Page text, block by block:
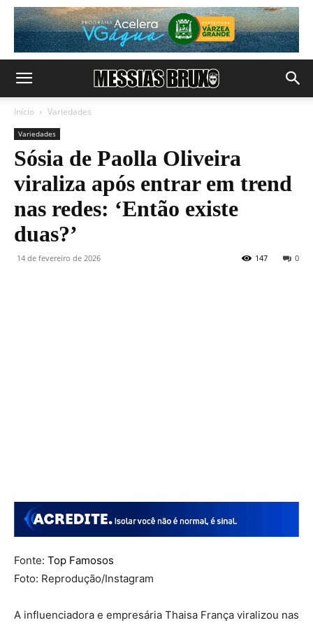
Início Variedades
Variedades
Sósia de Paolla Oliveira
viraliza após entrar em trend
nas redes: ‘Então existe
duas?’
14 de fevereiro de 2026 0
147
Fonte: Top Famosos
Foto: Reprodução/Instagram
A influenciadora e empresária Thaisa França viralizou nas